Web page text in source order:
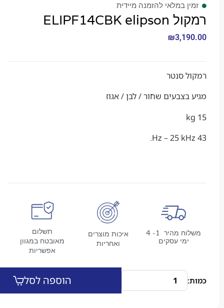
במלאי להזמנה מיידית
₪
סנטר
שחור / לבן / אגוז
משלוח מהיר 1- 4
איכות מוצרים
תשלום
מאובטח במגוון
הוספה לסל